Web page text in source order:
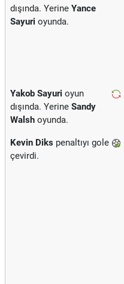
dışında. Yerine Yance
Sayuri oyunda.
Yakob Sayuri oyun
dışında. Yerine Sandy
Walsh oyunda.
Kevin Diks penaltıyı gole
çevirdi.